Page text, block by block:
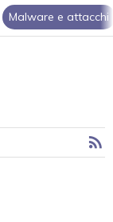
Malware e attacchi